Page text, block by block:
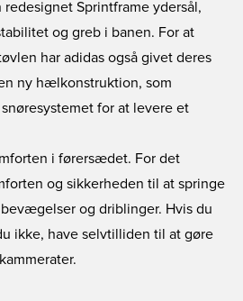
Sprintframe ydersål,
og greb i banen. For at
har adidas også givet deres
ny hælkonstruktion, som
for at levere et
i førersædet. For det
og sikkerheden til at springe
og driblinger. Hvis du
ikke, have selvtilliden til at gøre